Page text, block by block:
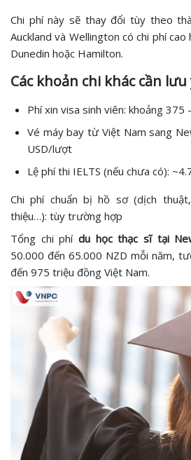
Chi phí này sẽ thay đổi tùy theo
Auckland và Wellington có chi phí
Dunedin hoặc Hamilton.
Các khoản chi khác cần lưu
Phí xin visa sinh viên: khoảng 375
Vé máy bay từ Việt Nam sang
USD/lượt
Lệ phí thi IELTS (nếu chưa có):
Chi phí chuẩn bị hồ sơ (dịch
thiệu…): tùy trường hợp
Tổng chi phídu học thạc sĩ tại
50.000 đến 65.000 NZD mỗi năm,
đến 975 triệu đồng Việt Nam.